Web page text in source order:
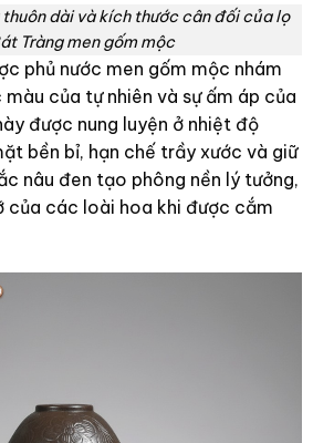
dài và kích thước cân đối của lọ
Tràng men gốm mộc
phủ nước men gốm mộc nhám
của tự nhiên và sự ấm áp của
được nung luyện ở nhiệt độ
bền bỉ, hạn chế trầy xước và giữ
nâu đen tạo phông nền lý tưởng,
của các loài hoa khi được cắm